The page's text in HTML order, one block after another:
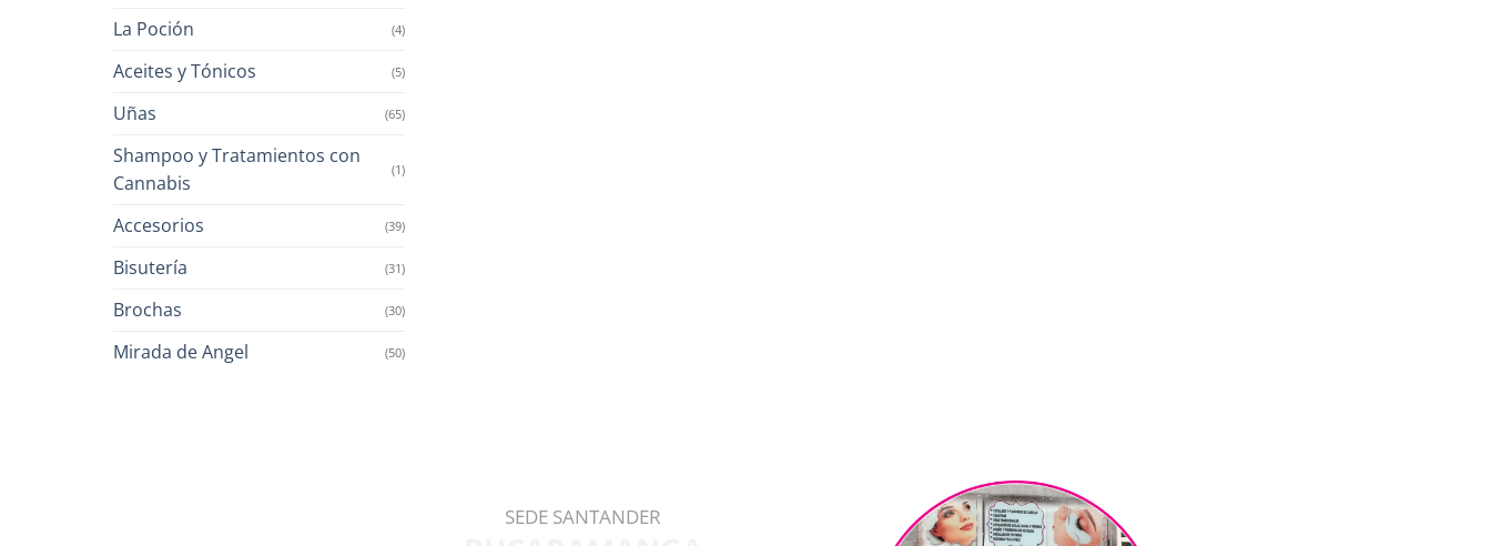
La Poción (4)
Aceites y Tónicos (5)
Uñas (65)
Shampoo y Tratamientos con
Cannabis
(1)
Accesorios (39)
Bisutería (31)
Brochas (30)
Mirada de Angel (50)
SEDE SANTANDER